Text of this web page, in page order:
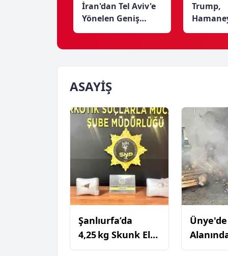
İran'dan Tel Aviv'e
Yönelen Geniş
Ölçekli Füze
Trump,
ASAYİŞ
Şanlıurfa’da
4,25 kg Skunk Ele
Geçirildi: 5
Market